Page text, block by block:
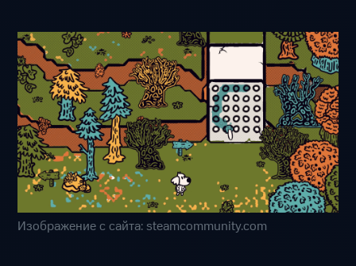
Изображение с сайта: steamcommunity.com